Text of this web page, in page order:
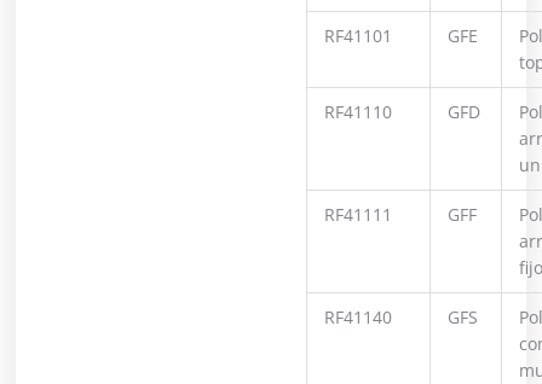
RF41101 GFE
RF41110 GFD
RF41111 GFF
RF41140 GFS